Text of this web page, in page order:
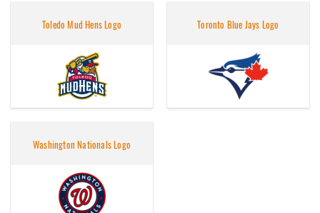
Toledo Mud Hens Logo Toronto Blue Jays Logo
Washington Nationals Logo